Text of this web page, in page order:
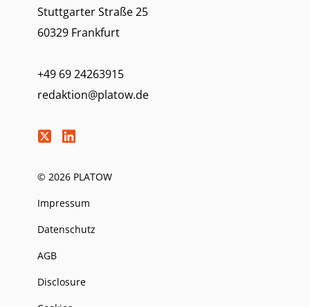
Stuttgarter Straße 25
60329 Frankfurt
+49 69 24263915
redaktion@platow.de
© 2026 PLATOW
Impressum
Datenschutz
AGB
Disclosure